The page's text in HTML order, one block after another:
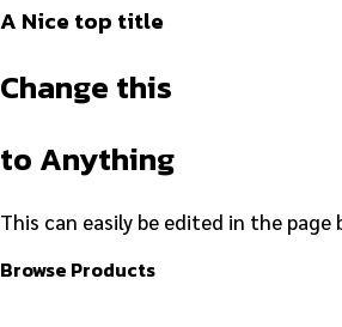
A Nice top title
Change this
to Anything
This can easily be edited in the page
Browse Products